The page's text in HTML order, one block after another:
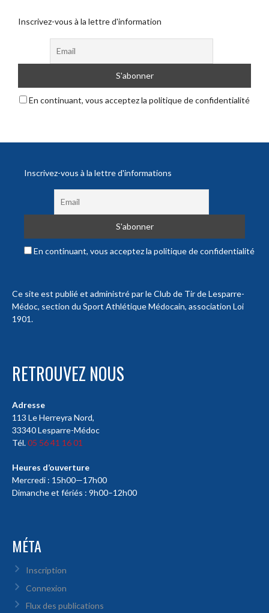
Inscrivez-vous à la lettre d'information
En continuant, vous acceptez la politique de confidentialité
Inscrivez-vous à la lettre d'informations
En continuant, vous acceptez la politique de confidentialité
Ce site est publié et administré par le Club de Tir de Lesparre-
Médoc, section du Sport Athlétique Médocain, association Loi
1901.
RETROUVEZ NOUS
Adresse
113 Le Herreyra Nord,
33340 Lesparre-Médoc
Tél.05 56 41 16 01
Heures d’ouverture
Mercredi : 15h00—17h00
Dimanche et fériés : 9h00–12h00
MÉTA
Inscription
Connexion
Flux des publications